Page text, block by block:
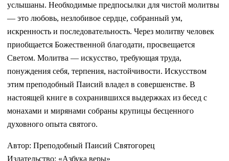
услышаны. Необходимые предпосылки для чистой молитвы
— это любовь, незлобивое сердце, собранный ум,
искренность и последовательность. Через молитву человек
приобщается Божественной благодати, просвещается
Светом. Молитва — искусство, требующая труда,
понуждения себя, терпения, настойчивости. Искусством
этим преподобный Паисий владел в совершенстве. В
настоящей книге в сохранившихся выдержках из бесед с
монахами и мирянами собраны крупицы бесценного
духовного опыта святого.
Автор: Преподобный Паисий Святогорец
Издательство: «Азбука веры»